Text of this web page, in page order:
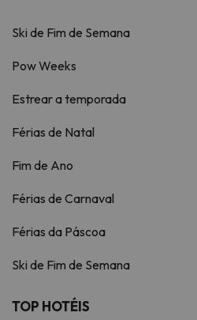
Ski de Fim de Semana
Pow Weeks
Estrear a temporada
Férias de Natal
Fim de Ano
Férias de Carnaval
Férias da Páscoa
Ski de Fim de Semana
TOP HOTÉIS